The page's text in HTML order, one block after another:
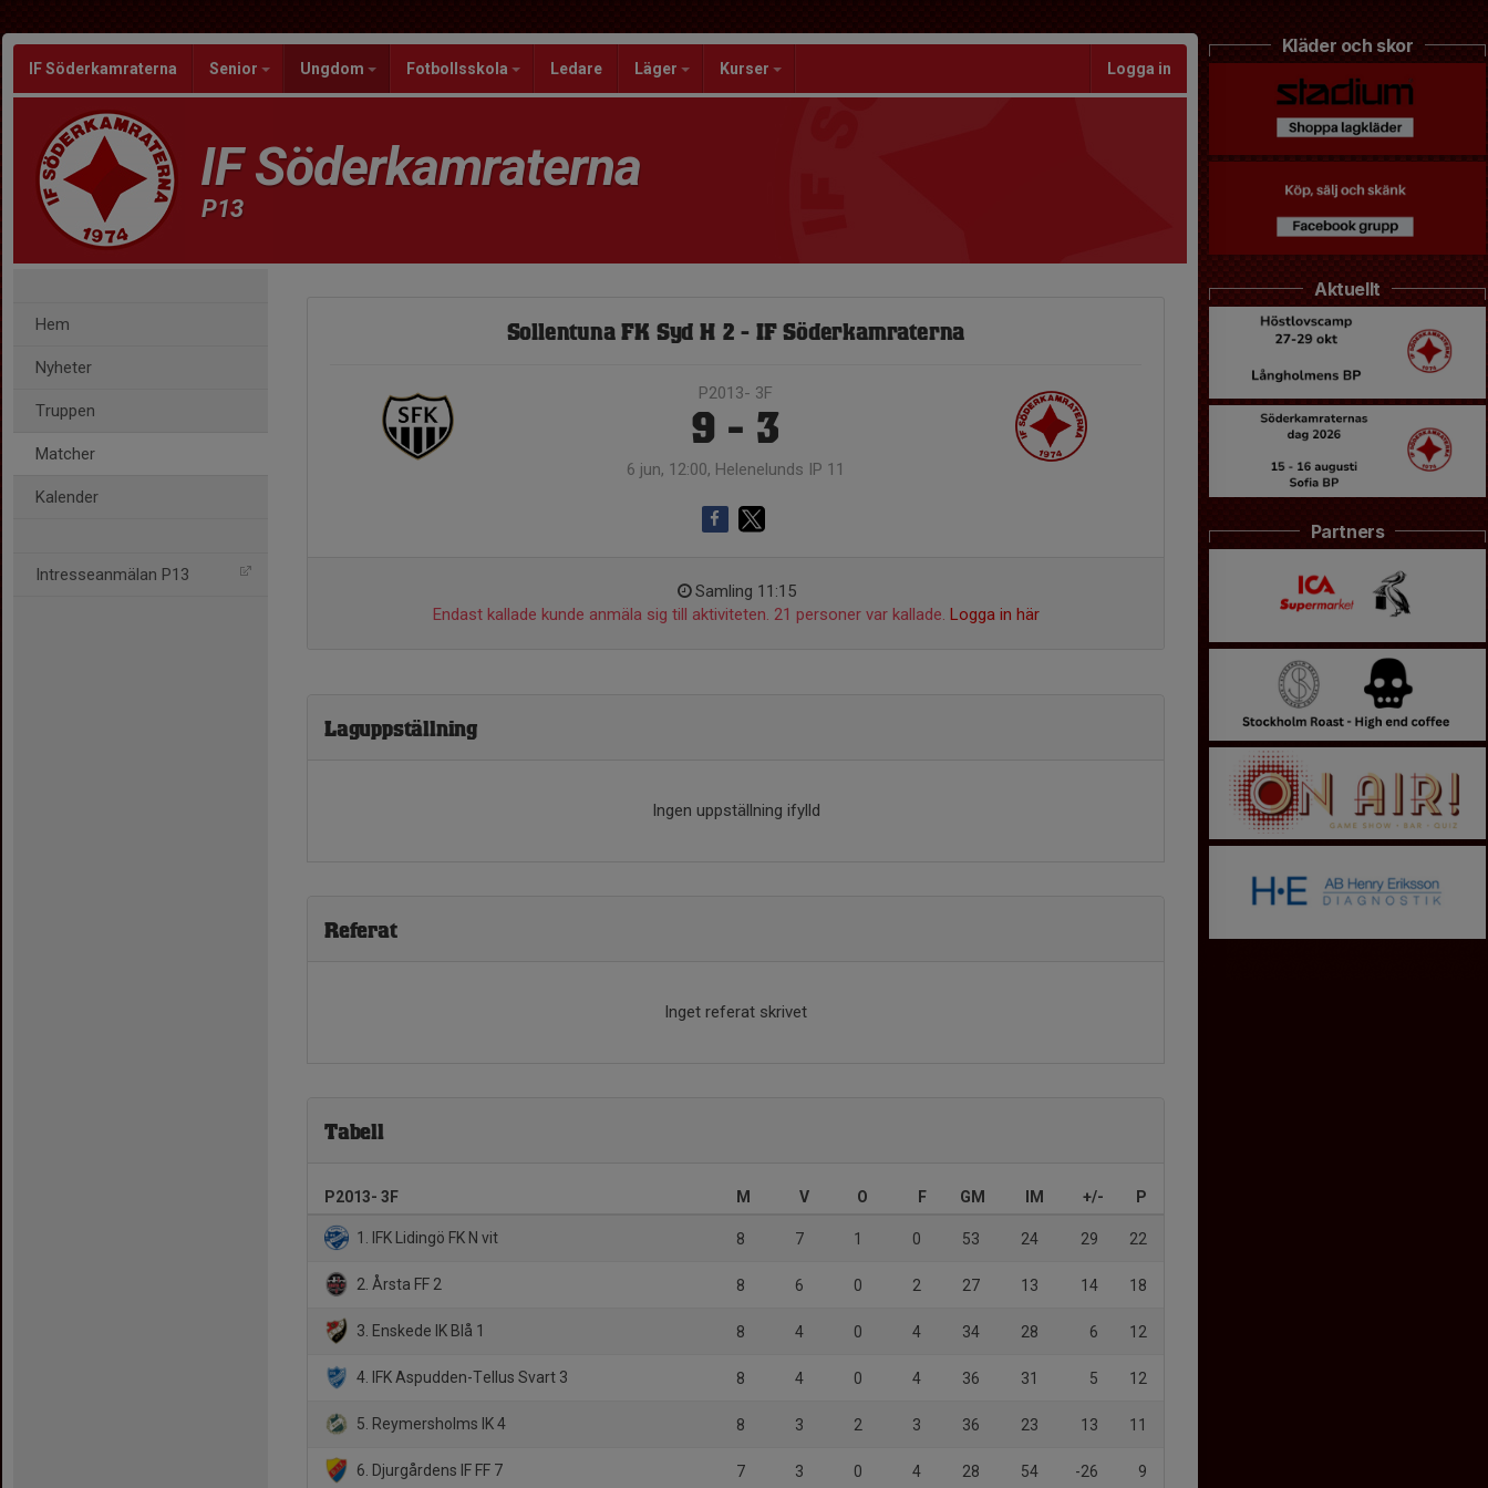
IF Söderkamraterna Senior Ungdom Fotbollsskola Ledare Läger Kurser Logga in
IF Söderkamraterna
P13
Hem
Nyheter
Truppen
Matcher
Kalender
Intresseanmälan P13
Sollentuna FK Syd H 2 - IF Söderkamraterna
P2013- 3F
9 - 3
6 jun, 12:00, Helenelunds IP 11
Samling 11:15
Endast kallade kunde anmäla sig till aktiviteten. 21 personer var kallade. Logga in här
Laguppställning
Ingen uppställning ifylld
Referat
Inget referat skrivet
Tabell
P2013- 3F M V O F GM IM +/- P
1. IFK Lidingö FK N vit 8 7 1 0 53 24 29 22
2. Årsta FF 2 8 6 0 2 27 13 14 18
3. Enskede IK Blå 1 8 4 0 4 34 28 6 12
4. IFK Aspudden-Tellus Svart 3 8 4 0 4 36 31 5 12
5. Reymersholms IK 4 8 3 2 3 36 23 13 11
6. Djurgårdens IF FF 7 7 3 0 4 28 54 -26 9
Kläder och skor
Aktuellt
Partners